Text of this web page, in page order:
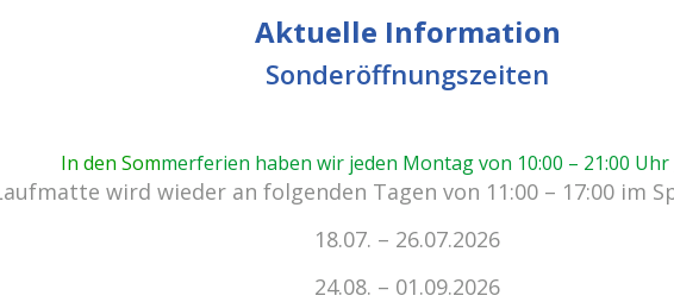
Kein
Aktuelle Information
Sonderöffnungszeiten
In den Sommerferien haben wir jeden Montag von 10:00 – 21:00
wird wieder an folgenden Tagen von 11:00 – 17:00 im
18.07. – 26.07.2026
24.08. – 01.09.2026